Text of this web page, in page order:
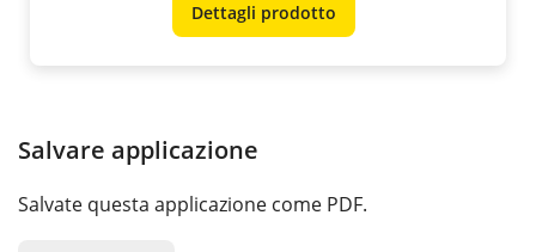
Dettagli prodotto
Salvare applicazione
Salvate questa applicazione come PDF.